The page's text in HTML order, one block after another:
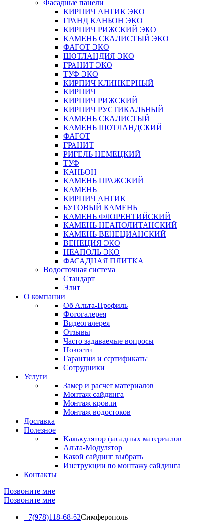
Фасадные панели
КИРПИЧ АНТИК ЭКО
ГРАНД КАНЬОН ЭКО
КИРПИЧ РИЖСКИЙ ЭКО
КАМЕНЬ СКАЛИСТЫЙ ЭКО
ФАГОТ ЭКО
ШОТЛАНДИЯ ЭКО
ГРАНИТ ЭКО
ТУФ ЭКО
КИРПИЧ КЛИНКЕРНЫЙ
КИРПИЧ
КИРПИЧ РИЖСКИЙ
КИРПИЧ РУСТИКАЛЬНЫЙ
КАМЕНЬ СКАЛИСТЫЙ
КАМЕНЬ ШОТЛАНДСКИЙ
ФАГОТ
ГРАНИТ
РИГЕЛЬ НЕМЕЦКИЙ
ТУФ
КАНЬОН
КАМЕНЬ ПРАЖСКИЙ
КАМЕНЬ
КИРПИЧ АНТИК
БУТОВЫЙ КАМЕНЬ
КАМЕНЬ ФЛОРЕНТИЙСКИЙ
КАМЕНЬ НЕАПОЛИТАНСКИЙ
КАМЕНЬ ВЕНЕЦИАНСКИЙ
ВЕНЕЦИЯ ЭКО
НЕАПОЛЬ ЭКО
ФАСАДНАЯ ПЛИТКА
Водосточная система
Стандарт
Элит
О компании
Об Альта-Профиль
Фотогалерея
Видеогалерея
Отзывы
Часто задаваемые вопросы
Новости
Гарантии и сертификаты
Сотрудники
Услуги
Замер и расчет материалов
Монтаж сайдинга
Монтаж кровли
Монтаж водостоков
Доставка
Полезное
Калькулятор фасадных материалов
Альта-Модулятор
Какой сайдинг выбрать
Инструкции по монтажу сайдинга
Контакты
Позвоните мне
Позвоните мне
+7(978)118-68-62Симферополь